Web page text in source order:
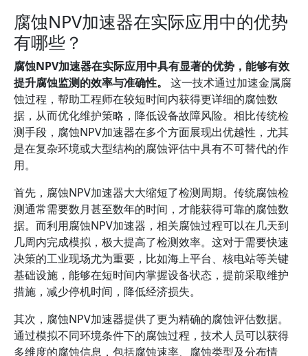
腐蚀NPV加速器在实际应用中的优势
有哪些？
腐蚀NPV加速器在实际应用中具有显著的优势，能够有效
提升腐蚀监测的效率与准确性。
这一技术通过加速金属腐
蚀过程，帮助工程师在较短时间内获得更详细的腐蚀数
据，从而优化维护策略，降低设备故障风险。相比传统检
测手段，腐蚀NPV加速器在多个方面展现出优越性，尤其
是在复杂环境或大型结构的腐蚀评估中具有不可替代的作
用。
首先，腐蚀NPV加速器大大缩短了检测周期。传统腐蚀检
测通常需要数月甚至数年的时间，才能获得可靠的腐蚀数
据。而利用腐蚀NPV加速器，相关腐蚀过程可以在几天到
几周内完成模拟，极大提高了检测效率。这对于需要快速
决策的工业现场尤为重要，比如海上平台、核电站等关键
基础设施，能够在短时间内掌握设备状态，提前采取维护
措施，减少停机时间，降低经济损失。
其次，腐蚀NPV加速器提供了更为精确的腐蚀评估数据。
通过模拟不同环境条件下的腐蚀过程，技术人员可以获得
多维度的腐蚀信息，包括腐蚀速率、腐蚀类型及分布情